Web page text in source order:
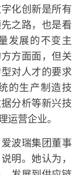
化创新是所有
之路，也是看
发展的不变主
方面面，但关
对人才的要求
的生产制造技
分析等新兴技
营企业。
波瑞集团董事
明。她认为，